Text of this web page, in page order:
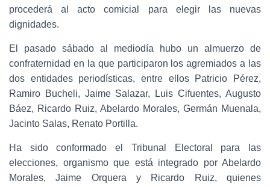
procederá al acto comicial para elegir las nuevas
dignidades.
El pasado sábado al mediodía hubo un almuerzo de
confraternidad en la que participaron los agremiados a las
dos entidades periodísticas, entre ellos Patricio Pérez,
Ramiro Bucheli, Jaime Salazar, Luis Cifuentes, Augusto
Báez, Ricardo Ruiz, Abelardo Morales, Germán Muenala,
Jacinto Salas, Renato Portilla.
Ha sido conformado el Tribunal Electoral para las
elecciones, organismo que está integrado por Abelardo
Morales, Jaime Orquera y Ricardo Ruiz, quienes